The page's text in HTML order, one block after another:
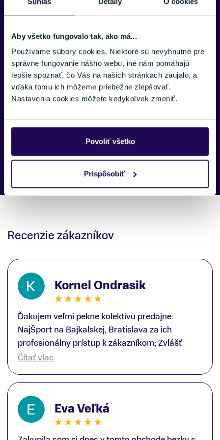
Aby všetko fungovalo tak, ako má...
Používame súbory cookies. Niektoré sú nevyhnutné pre
správne fungovanie nášho webu, iné nám pomáhajú
lepšie spoznať, čo Vás na našich stránkach zaujalo, a
vďaka tomu ich môžeme priebežne zlepšovať.
Nastavenia cookies môžete kedykoľvek zmeniť.
Povoliť všetko
Prispôsobiť
TELEFÓNNE ČÍSLO:
SPRÁVA:
Náš špecialista vám, čo najskôr zavolá ohľadom tohto
produktu.
Recenzie zákazníkov
Kornel Ondrasik
Ďakujem veľmi pekne kolektívu predajne
NajŠport na Bajkalskej, Bratislava za ich
profesionálny prístup k zákazníkom; Zvlášť
ďakujem špecialistovi Martinovi Gunišovi za
lyžiarskej obuvi, ako aj prilby.. všetko značka
Atomic; Pán Martin Guniš mi svojou
odbornosťou otvoril nové obzory a dozvedel
som sa, vďaka jeho profesionálnemu prístupu k
zákazníkovi, up-to-date informácie o nových
Čítať viac
Eva Veľká